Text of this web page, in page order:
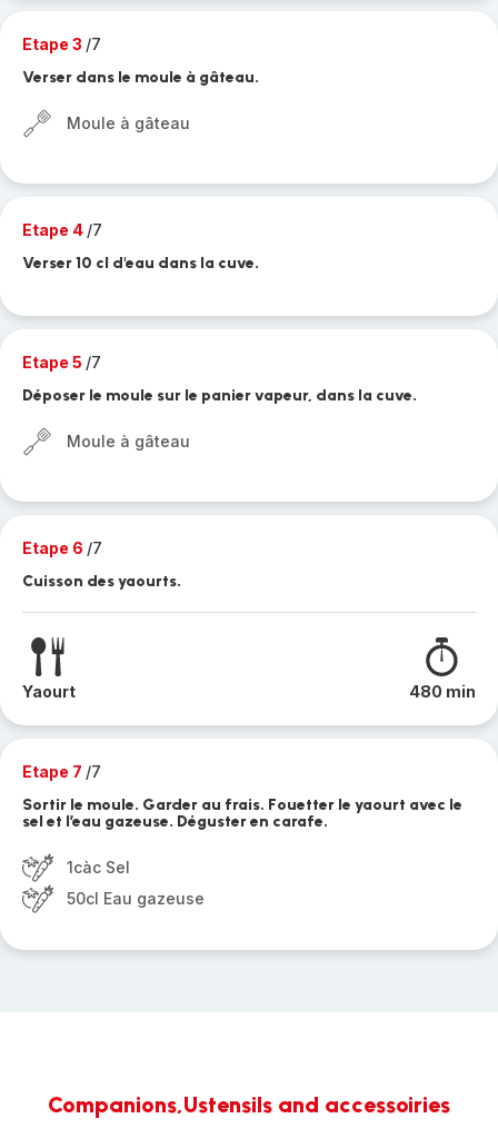
Etape 3 /7
Verser dans le moule à gâteau.
Moule à gâteau
Etape 4 /7
Verser 10 cl d'eau dans la cuve.
Etape 5 /7
Déposer le moule sur le panier vapeur, dans la cuve.
Moule à gâteau
Etape 6 /7
Cuisson des yaourts.
Yaourt 480 min
Etape 7 /7
Sortir le moule. Garder au frais. Fouetter le yaourt avec le
sel et l’eau gazeuse. Déguster en carafe.
1càc Sel
50cl Eau gazeuse
Companions,Ustensils and accessoiries